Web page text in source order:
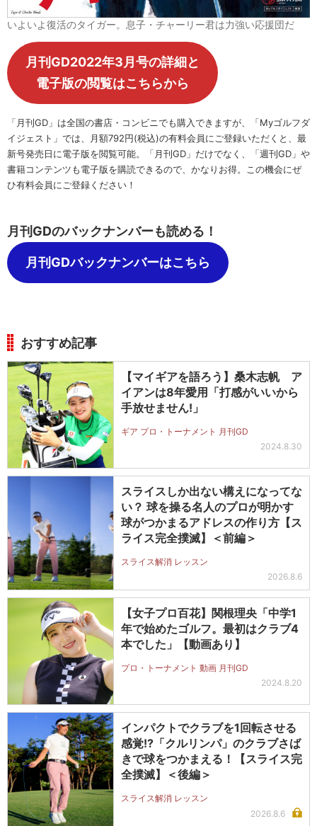
いよいよ復活のタイガー。息子・チャーリー君は力強い応援団だ
月刊GD2022年3月号の詳細と
電子版の閲覧はこちらから
「月刊GD」は全国の書店・コンビニでも購入できますが、「Myゴルフダ
イジェスト」では、月額792円(税込)の有料会員にご登録いただくと、最
新号発売日に電子版を閲覧可能。「月刊GD」だけでなく、「週刊GD」や
書籍コンテンツも電子版を購読できるので、かなりお得。この機会にぜ
ひ有料会員にご登録ください！
月刊GDのバックナンバーも読める！
月刊GDバックナンバーはこちら
おすすめ記事
【マイギアを語ろう】桑木志帆 ア
イアンは8年愛用「打感がいいから
手放せません!」
ギア プロ・トーナメント 月刊GD
2024.8.30
スライスしか出ない構えになってな
い？ 球を操る名人のプロが明かす
球がつかまるアドレスの作り方【ス
ライス完全撲滅】＜前編＞
スライス解消 レッスン
2026.8.6
【女子プロ百花】関根理央「中学1
年で始めたゴルフ。最初はクラブ4
本でした」【動画あり】
プロ・トーナメント 動画 月刊GD
2024.8.20
インパクトでクラブを1回転させる
感覚!?「クルリンパ」のクラブさば
きで球をつかまえる！【スライス完
全撲滅】＜後編＞
スライス解消 レッスン
2026.8.6